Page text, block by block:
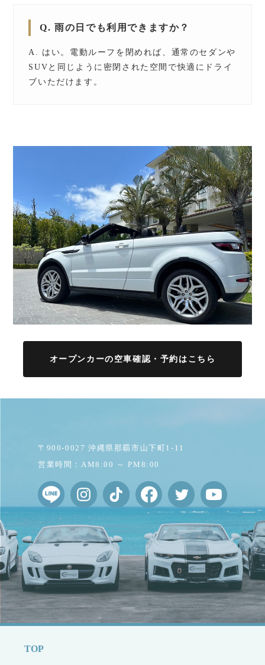
Q. 雨の日でも利用できますか？
A. はい。電動ルーフを閉めれば、通常のセダンや
SUVと同じように密閉された空間で快適にドライ
ブいただけます。
オープンカーの空車確認・予約はこちら
〒900-0027 沖縄県那覇市山下町1-11
営業時間：AM8:00 ～ PM8:00
TOP